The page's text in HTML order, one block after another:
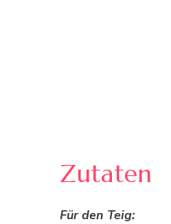
Zutaten
Für den Teig: